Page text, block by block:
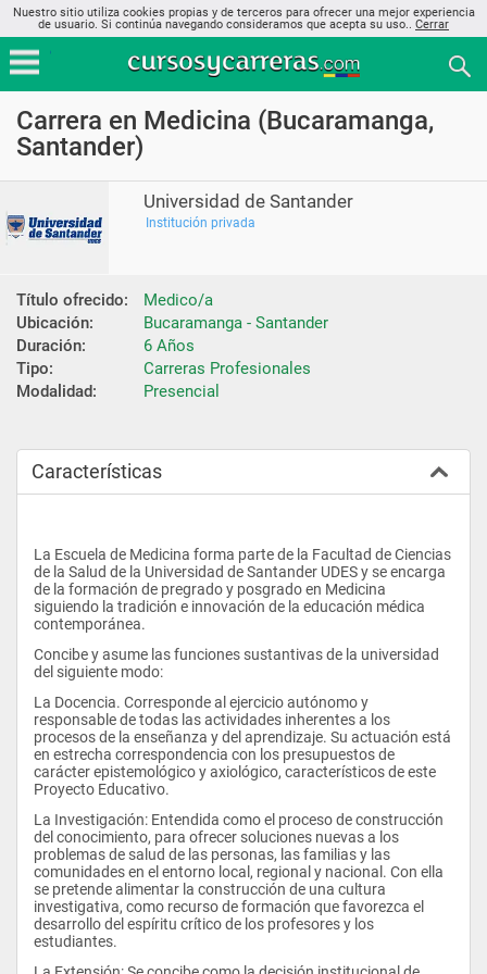
Nuestro sitio utiliza cookies propias y de terceros para ofrecer una mejor experiencia
de usuario. Si continúa navegando consideramos que acepta su uso.. Cerrar
Carrera en Medicina (Bucaramanga,
Santander)
Universidad de Santander
Institución privada
Título ofrecido:
Medico/a
Ubicación:
Bucaramanga - Santander
Duración:
6 Años
Tipo:
Carreras Profesionales
Modalidad:
Presencial
Características
La Escuela de Medicina forma parte de la Facultad de Ciencias
de la Salud de la Universidad de Santander UDES y se encarga
de la formación de pregrado y posgrado en Medicina
siguiendo la tradición e innovación de la educación médica
contemporánea.
Concibe y asume las funciones sustantivas de la universidad
del siguiente modo:
La Docencia. Corresponde al ejercicio autónomo y
responsable de todas las actividades inherentes a los
procesos de la enseñanza y del aprendizaje. Su actuación está
en estrecha correspondencia con los presupuestos de
carácter epistemológico y axiológico, característicos de este
Proyecto Educativo.
La Investigación: Entendida como el proceso de construcción
del conocimiento, para ofrecer soluciones nuevas a los
problemas de salud de las personas, las familias y las
comunidades en el entorno local, regional y nacional. Con ella
se pretende alimentar la construcción de una cultura
investigativa, como recurso de formación que favorezca el
desarrollo del espíritu crítico de los profesores y los
estudiantes.